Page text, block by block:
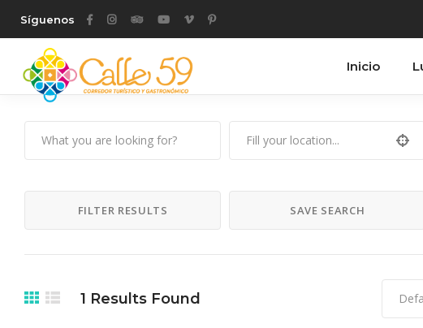
Síguenos
Inicio
FILTER RESULTS SAVE SEARCH
1 Results Found